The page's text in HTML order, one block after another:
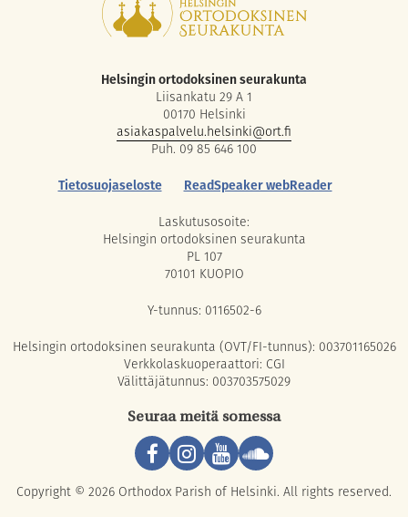
Helsingin ortodoksinen seurakunta
Liisankatu 29 A 1
00170 Helsinki
asiakaspalvelu.helsinki@ort.fi
Puh. 09 85 646 100
Tietosuojaseloste
ReadSpeaker webReader
Laskutusosoite:
Helsingin ortodoksinen seurakunta
PL 107
70101 KUOPIO
Y-tunnus: 0116502-6
Helsingin ortodoksinen seurakunta (OVT/FI-tunnus): 003701165026
Verkkolaskuoperaattori: CGI
Välittäjätunnus: 003703575029
Seuraa meitä somessa
Copyright © 2026 Orthodox Parish of Helsinki. All rights reserved.